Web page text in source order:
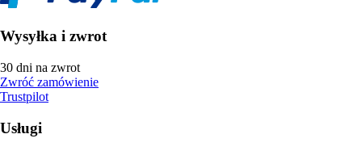
Wysyłka i zwrot
30 dni na zwrot
Zwróć zamówienie
Trustpilot
Usługi